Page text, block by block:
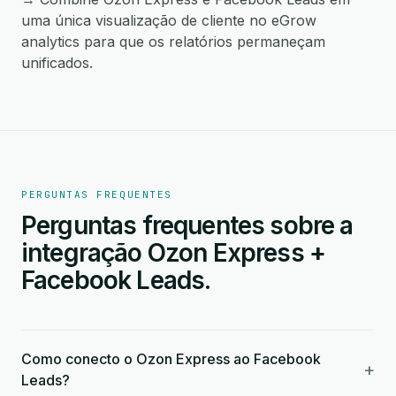
uma única visualização de cliente no eGrow
analytics para que os relatórios permaneçam
unificados.
PERGUNTAS FREQUENTES
Perguntas frequentes sobre a
integração Ozon Express +
Facebook Leads.
Como conecto o Ozon Express ao Facebook
Leads?
+